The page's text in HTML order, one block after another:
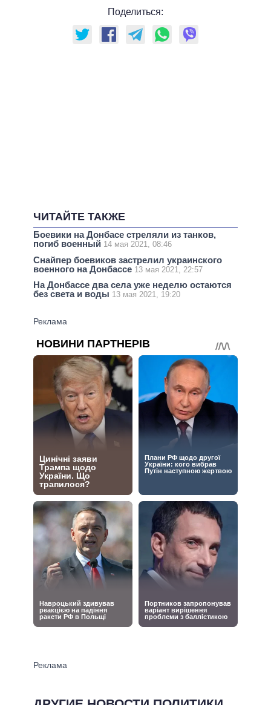
Поделиться:
ЧИТАЙТЕ ТАКЖЕ
Боевики на Донбасе стреляли из танков,
погиб военный 14 мая 2021, 08:46
Снайпер боевиков застрелил украинского
военного на Донбассе 13 мая 2021, 22:57
На Донбассе два села уже неделю остаются
без света и воды 13 мая 2021, 19:20